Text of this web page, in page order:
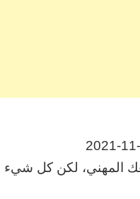
المهني، لكن كل